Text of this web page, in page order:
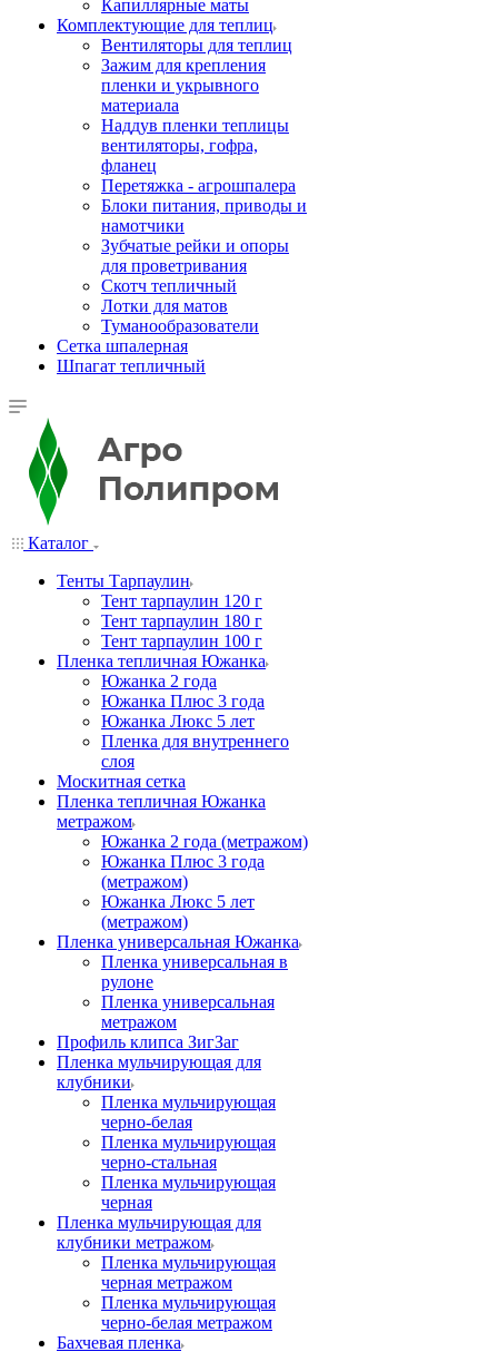
Капиллярные маты
Комплектующие для теплиц
Вентиляторы для теплиц
Зажим для крепления
пленки и укрывного
материала
Наддув пленки теплицы
вентиляторы, гофра,
фланец
Перетяжка - агрошпалера
Блоки питания, приводы и
намотчики
Зубчатые рейки и опоры
для проветривания
Скотч тепличный
Лотки для матов
Туманообразователи
Сетка шпалерная
Шпагат тепличный
Каталог
Тенты Тарпаулин
Тент тарпаулин 120 г
Тент тарпаулин 180 г
Тент тарпаулин 100 г
Пленка тепличная Южанка
Южанка 2 года
Южанка Плюс 3 года
Южанка Люкс 5 лет
Пленка для внутреннего
слоя
Москитная сетка
Пленка тепличная Южанка
метражом
Южанка 2 года (метражом)
Южанка Плюс 3 года
(метражом)
Южанка Люкс 5 лет
(метражом)
Пленка универсальная Южанка
Пленка универсальная в
рулоне
Пленка универсальная
метражом
Профиль клипса ЗигЗаг
Пленка мульчирующая для
клубники
Пленка мульчирующая
черно-белая
Пленка мульчирующая
черно-стальная
Пленка мульчирующая
черная
Пленка мульчирующая для
клубники метражом
Пленка мульчирующая
черная метражом
Пленка мульчирующая
черно-белая метражом
Бахчевая пленка